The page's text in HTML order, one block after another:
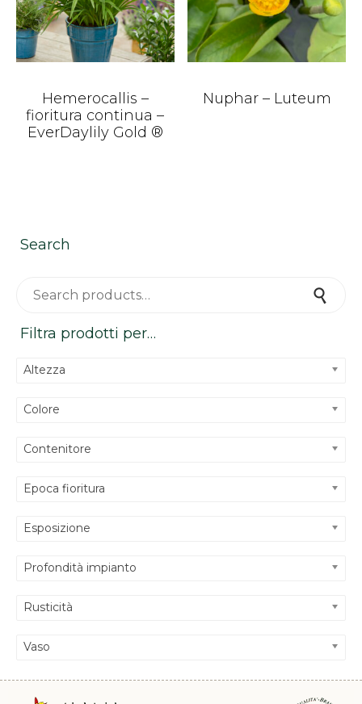
Hemerocallis –
fioritura continua –
EverDaylily Gold ®
Nuphar – Luteum
Search
Filtra prodotti per…
Altezza
Colore
Contenitore
Epoca fioritura
Esposizione
Profondità impianto
Rusticità
Vaso